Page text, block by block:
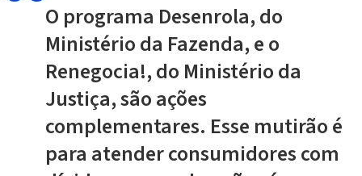
O programa Desenrola, do
Ministério da Fazenda, e o
Renegocia!, do Ministério da
Justiça, são ações
complementares. Esse mutirão é
para atender consumidores com